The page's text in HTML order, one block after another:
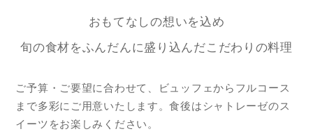
おもてなしの想いを込め
旬の食材をふんだんに盛り込んだこだわりの料理
ご予算・ご要望に合わせて、ビュッフェからフルコース
まで多彩にご用意いたします。食後はシャトレーゼのス
イーツをお楽しみください。